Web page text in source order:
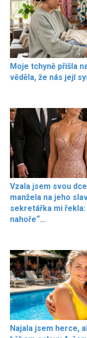
Moje tchyně přišla
věděla, že nás její
Vzala jsem svou
manžela na jeho
sekretářka mi řekla:
nahoře“…
Najala jsem herce,